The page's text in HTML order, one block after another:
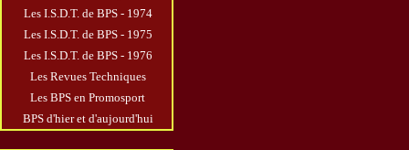
Les I.S.D.T. de BPS - 1974
Les I.S.D.T. de BPS - 1975
Les I.S.D.T. de BPS - 1976
Les Revues Techniques
Les BPS en Promosport
BPS d'hier et d'aujourd'hui